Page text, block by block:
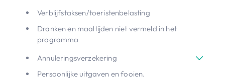
Verblijfstaksen/toeristenbelasting
Dranken en maaltijden niet vermeld in het
programma
Annuleringsverzekering
Persoonlijke uitgaven en fooien.